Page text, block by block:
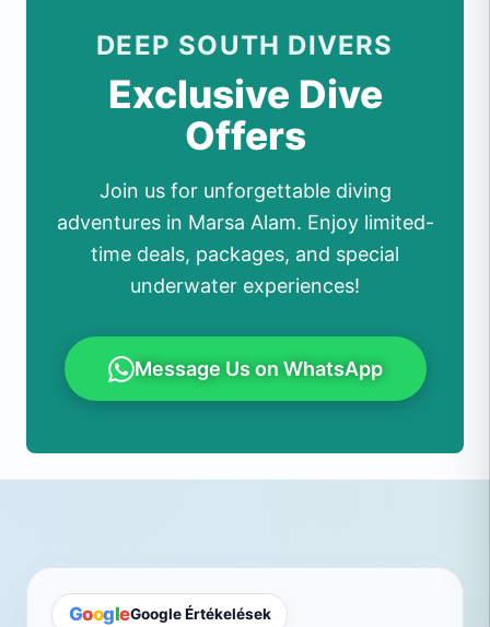
DEEP SOUTH DIVERS
Exclusive Dive
Offers
Join us for unforgettable diving
adventures in Marsa Alam. Enjoy limited-
time deals, packages, and special
underwater experiences!
Message Us on WhatsApp
GoogleGoogle Értékelések